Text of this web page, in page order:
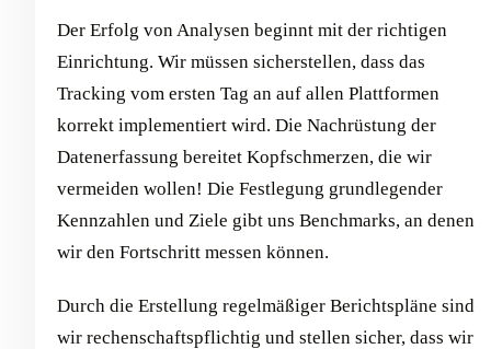
Der Erfolg von Analysen beginnt mit der richtigen
Einrichtung. Wir müssen sicherstellen, dass das
Tracking vom ersten Tag an auf allen Plattformen
korrekt implementiert wird. Die Nachrüstung der
Datenerfassung bereitet Kopfschmerzen, die wir
vermeiden wollen! Die Festlegung grundlegender
Kennzahlen und Ziele gibt uns Benchmarks, an denen
wir den Fortschritt messen können.
Durch die Erstellung regelmäßiger Berichtspläne sind
wir rechenschaftspflichtig und stellen sicher, dass wir